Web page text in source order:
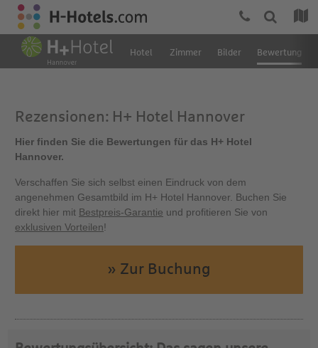
Hotel Zimmer Bilder Bewertung
Rezensionen: H+ Hotel Hannover
Hier finden Sie die Bewertungen für das H+ Hotel
Hannover.
Verschaffen Sie sich selbst einen Eindruck von dem
angenehmen Gesamtbild im H+ Hotel Hannover. Buchen Sie
direkt hier mit Bestpreis-Garantie und profitieren Sie von
exklusiven Vorteilen!
» Zur Buchung